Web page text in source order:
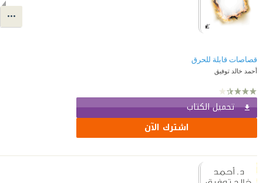
قصاصات قابلة للحرق
أحمد خالد توفيق
تحميل الكتاب
اشترك الآن